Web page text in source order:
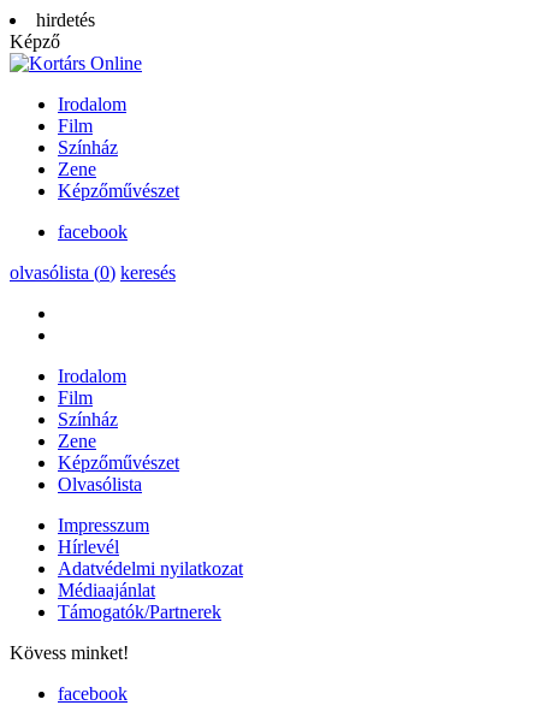
hirdetés
Képző
Irodalom
Film
Színház
Zene
Képzőművészet
facebook
olvasólista (0) keresés
Irodalom
Film
Színház
Zene
Képzőművészet
Olvasólista
Impresszum
Hírlevél
Adatvédelmi nyilatkozat
Médiaajánlat
Támogatók/Partnerek
Kövess minket!
facebook